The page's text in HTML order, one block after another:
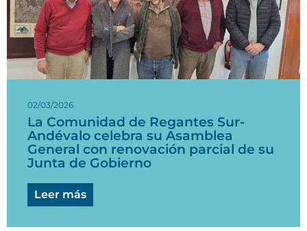
02/03/2026
La Comunidad de Regantes Sur-
Andévalo celebra su Asamblea
General con renovación parcial de su
Junta de Gobierno
Leer más